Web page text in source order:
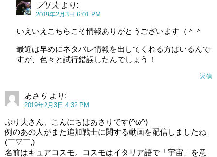
プリ夫 より:
2019年2月3日 6:01 PM
いえいえこちらこそ情報ありがとうございます（＾＾
最近は早めにネタバレ情報を出してくれる方はいるんで
すが、色々と試行錯誤したんでしょう！
返信
あさり より:
2019年2月3日 4:32 PM
ぷり夫さん、こんにちはあさりです(^ω^)
例のあの人がまた追加戦士に関する動画を配信しましたね
(￣▽￣;)
名前はキュアコスモ。コスモはイタリア語で「宇宙」を意